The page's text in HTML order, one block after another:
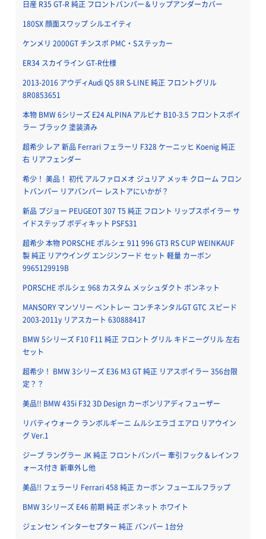
日産 R35 GT-R 純正 フロントバンパー＆リップアンダーカバー
180SX 顔面スワップ シルエイティ
ケンメリ 2000GT チンスポ PMC・Sステッカー
ER34 スカイライン GT-R仕様
2013-2016 アウディAudi Q5 8R S-LINE 純正 フロントグリル
8R0853651
本物 BMW 6シリーズ E24 ALPINA アルピナ B10-3.5 フロントスポイ
ラー ブラック 塗装済み
超希少 レア 新品 Ferrari フェラーリ F328 ケーニッヒ Koenig 純正
右 リアフェンダー
希少！ 美品！ 初代 アルファロメオ ジュリア メッキ クローム フロン
トバンパー リアバンパー レストアにいかが？
新品 プジョー PEUGEOT 307 T5 純正 フロント リップスポイラー サ
イドステップ ボディキット PSFS31
超希少 本物 PORSCHE ポルシェ 911 996 GT3 RS CUP WEINKAUF
製 純正 リアウイング エンジンフード セット 軽量 カーボン
9965129919B
PORSCHE ポルシェ 968 カスタム メッシュダクト ボンネット
MANSORY マンソリー ベントレー コンチネンタルGT GTC スピード
2003-2011y リアスカート 630888417
BMW 5シリーズ F10 F11 純正 フロント グリル キドニーグリル 左右
セット
超希少！ BMW 3シリーズ E36 M3 GT 純正 リアスポイラー 356台限
定？？
美品!! BMW 435i F32 3D Design カーボンリアディフューザー
リバティウォーク ランボルギーニ ムルシエラゴ エアロ リアウイン
グ Ver.1
ジープ ラングラー JK 純正 フロントバンパー 牽引フック＆レインフ
ォース付き 新車外し他
美品!! フェラーリ Ferrari 458 純正 カーボン フューエルフラップ
BMW 3シリーズ E46 前期 純正 ボンネット ホワイト
ジェンセン インターセプター 純正 バンパー 1台分